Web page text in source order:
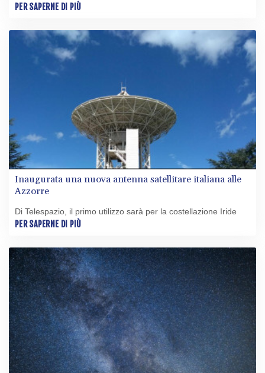
PER SAPERNE DI PIÙ
Inaugurata una nuova antenna satellitare italiana alle
Azzorre
Di Telespazio, il primo utilizzo sarà per la costellazione Iride
PER SAPERNE DI PIÙ